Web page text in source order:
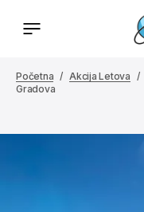
Početna Akcija Letova
Gradova